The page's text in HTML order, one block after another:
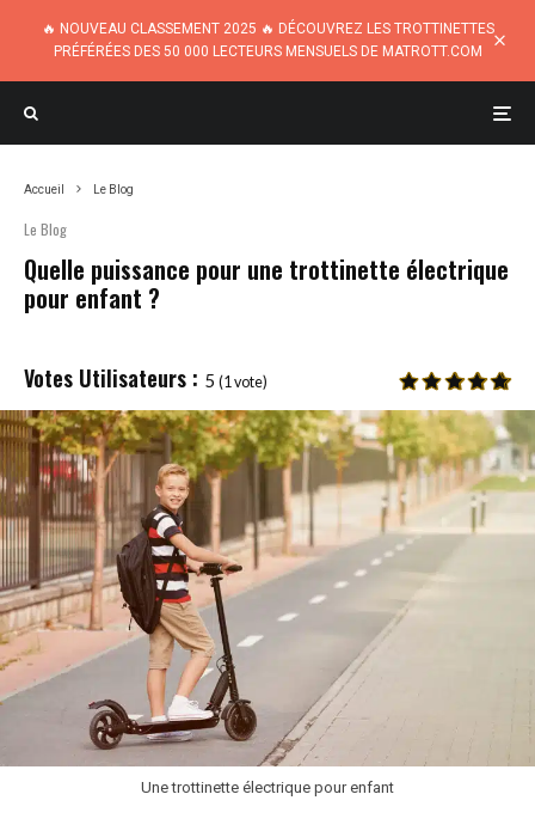
🔥 NOUVEAU CLASSEMENT 2025 🔥 DÉCOUVREZ LES TROTTINETTES
PRÉFÉRÉES DES 50 000 LECTEURS MENSUELS DE MATROTT.COM
Accueil Le Blog
Le Blog
Quelle puissance pour une trottinette électrique
pour enfant ?
5 (1vote)
Une trottinette électrique pour enfant